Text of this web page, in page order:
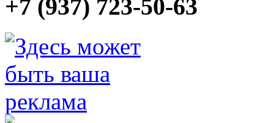
+7 (937) 723-50-63